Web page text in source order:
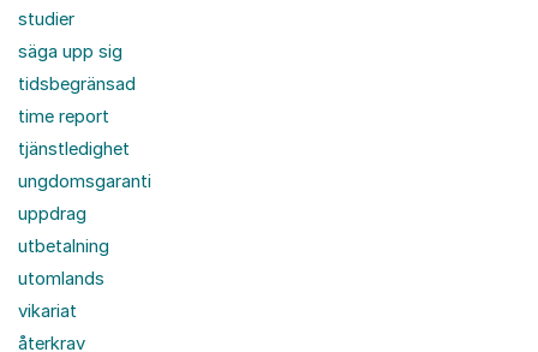
studier
säga upp sig
tidsbegränsad
time report
tjänstledighet
ungdomsgaranti
uppdrag
utbetalning
utomlands
vikariat
återkrav